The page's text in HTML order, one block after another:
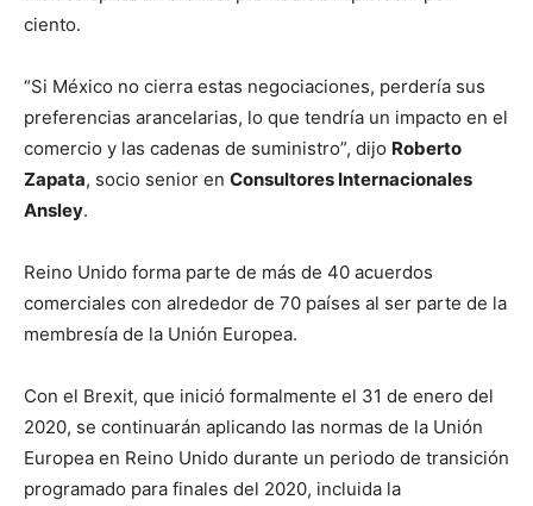
ciento.
“Si México no cierra estas negociaciones, perdería sus
preferencias arancelarias, lo que tendría un impacto en el
comercio y las cadenas de suministro”, dijo Roberto
Zapata, socio senior en Consultores Internacionales
Ansley.
Reino Unido forma parte de más de 40 acuerdos
comerciales con alrededor de 70 países al ser parte de la
membresía de la Unión Europea.
Con el Brexit, que inició formalmente el 31 de enero del
2020, se continuarán aplicando las normas de la Unión
Europea en Reino Unido durante un periodo de transición
programado para finales del 2020, incluida la